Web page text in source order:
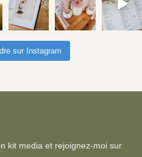
sur Instagram
kit media et rejoignez-moi sur